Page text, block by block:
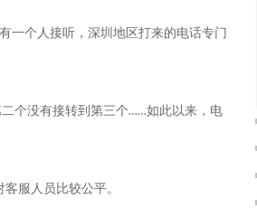
一个人接听，深圳地区打来的电话专门
个没有接转到第三个……如此以来，电
服人员比较公平。